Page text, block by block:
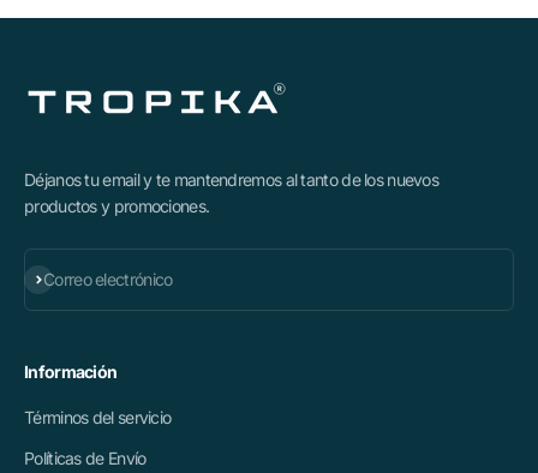
Déjanos tu email y te mantendremos al tanto de los nuevos
productos y promociones.
Correo electrónico
Suscribirse
Información
Términos del servicio
Políticas de Envío